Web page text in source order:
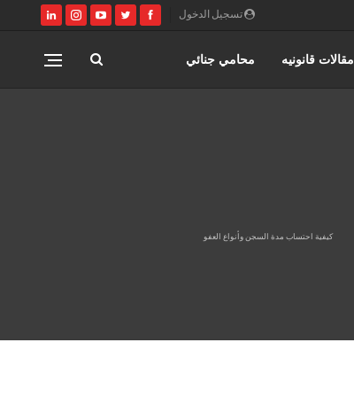
تسجيل الدخول
مقالات قانونيه محامي جنائي
كيفية احتساب مدة السجن وأنواع العفو